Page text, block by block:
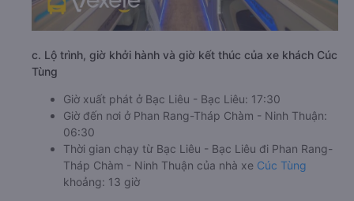
c. Lộ trình, giờ khởi hành và giờ kết thúc của xe khách Cúc
Tùng
Giờ xuất phát ở Bạc Liêu - Bạc Liêu: 17:30
Giờ đến nơi ở Phan Rang-Tháp Chàm - Ninh Thuận:
06:30
Thời gian chạy từ Bạc Liêu - Bạc Liêu đi Phan Rang-
Tháp Chàm - Ninh Thuận của nhà xe Cúc Tùng
khoảng: 13 giờ